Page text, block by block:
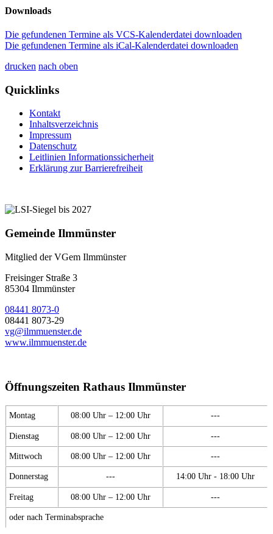
Downloads
Die gefundenen Termine als VCS-Kalenderdatei downloaden
Die gefundenen Termine als iCal-Kalenderdatei downloaden
drucken nach oben
Quicklinks
Kontakt
Inhaltsverzeichnis
Impressum
Datenschutz
Leitlinien Informationssicherheit
Erklärung zur Barrierefreiheit
Gemeinde Ilmmünster
Mitglied der VGem Ilmmünster
Freisinger Straße 3
85304 Ilmmünster
08441 8073-0
08441 8073-29
vg@ilmmuenster.de
www.ilmmuenster.de
Öffnungszeiten Rathaus Ilmmünster
Montag 08:00 Uhr – 12:00 Uhr ---
Dienstag 08:00 Uhr – 12:00 Uhr ---
Mittwoch 08:00 Uhr – 12:00 Uhr ---
Donnerstag --- 14:00 Uhr - 18:00 Uhr
Freitag 08:00 Uhr – 12:00 Uhr ---
oder nach Terminabsprache